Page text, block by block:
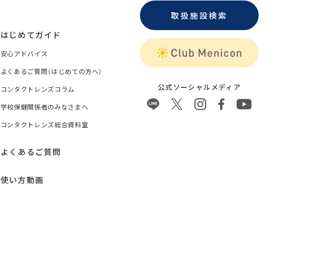
はじめてガイド
安心アドバイス
よくあるご質問（はじめての方へ）
コンタクトレンズコラム
学校保健関係者のみなさまへ
コンタクトレンズ総合資料室
よくあるご質問
使い方動画
取扱施設検索
公式ソーシャルメディア